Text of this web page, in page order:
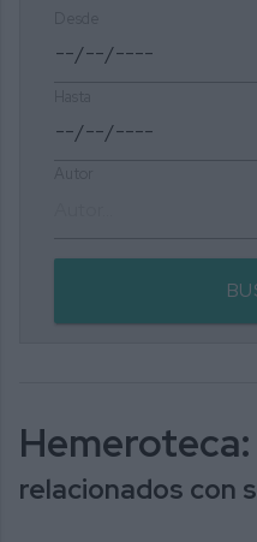
Hemeroteca:
relacionados con